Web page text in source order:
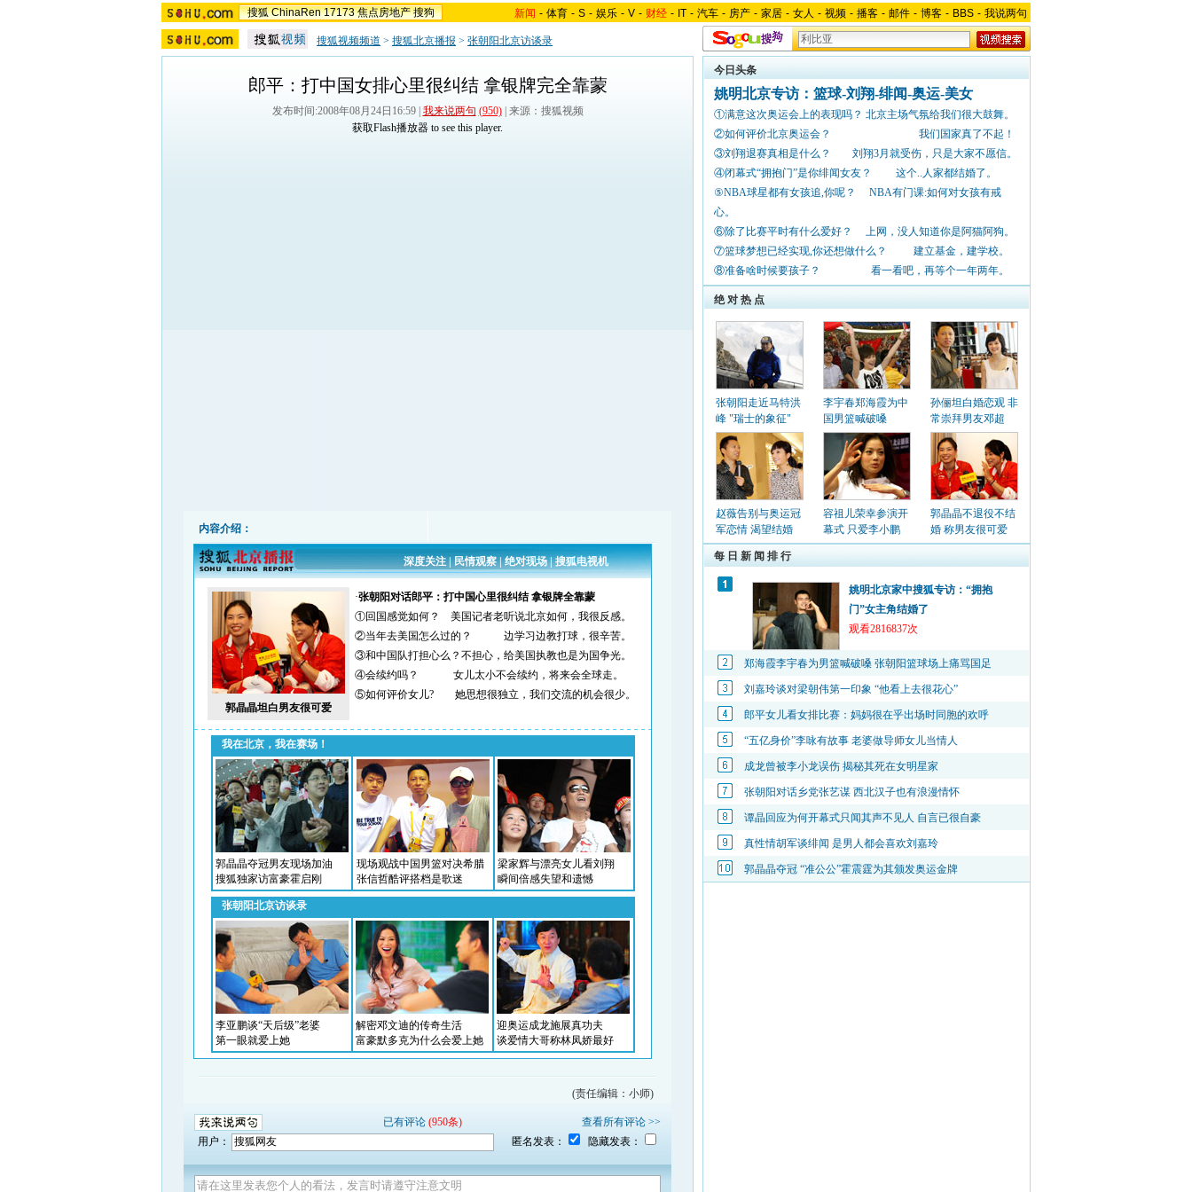
搜狐 ChinaRen 17173 焦点房地产 搜狗 新闻 - 体育 - S - 娱乐 - V - 财经 - IT - 汽车 - 房产 - 家居 - 女人 - 视频 - 播客 - 邮件 - 博客 - BBS - 我说两句
搜狐视频频道 > 搜狐北京播报 > 张朝阳北京访谈录
郎平：打中国女排心里很纠结 拿银牌完全靠蒙
发布时间:2008年08月24日16:59 | 我来说两句 (950)| 来源：搜狐视频
获取Flash播放器 to see this player.
内容介绍：
(责任编辑：小师)
查看所有评论 >>
已有评论 (950条)
用户：
匿名发表： 隐藏发表：
今日头条
姚明北京专访：篮球-刘翔-绯闻-奥运-美女
①满意这次奥运会上的表现吗？ 北京主场气氛给我们很大鼓舞。
②如何评价北京奥运会？ 我们国家真了不起！
③刘翔退赛真相是什么？ 刘翔3月就受伤，只是大家不愿信。
④闭幕式“拥抱门”是你绯闻女友？ 这个..人家都结婚了。
⑤NBA球星都有女孩追,你呢？ NBA有门课:如何对女孩有戒
心。
⑥除了比赛平时有什么爱好？ 上网，没人知道你是阿猫阿狗。
⑦篮球梦想已经实现,你还想做什么？ 建立基金，建学校。
⑧准备啥时候要孩子？ 看一看吧，再等个一年两年。
绝 对 热 点
张朝阳走近马特洪
峰 "瑞士的象征"
李宇春郑海霞为中
国男篮喊破嗓
孙俪坦白婚恋观 非
常崇拜男友邓超
赵薇告别与奥运冠
军恋情 渴望结婚
容祖儿荣幸参演开
幕式 只爱李小鹏
郭晶晶不退役不结
婚 称男友很可爱
每 日 新 闻 排 行
姚明北京家中搜狐专访：“拥抱
门”女主角结婚了
观看2816837次
郑海霞李宇春为男篮喊破嗓 张朝阳篮球场上痛骂国足
刘嘉玲谈对梁朝伟第一印象 “他看上去很花心”
郎平女儿看女排比赛：妈妈很在乎出场时同胞的欢呼
“五亿身价”李咏有故事 老婆做导师女儿当情人
成龙曾被李小龙误伤 揭秘其死在女明星家
张朝阳对话乡党张艺谋 西北汉子也有浪漫情怀
谭晶回应为何开幕式只闻其声不见人 自言已很自豪
真性情胡军谈绯闻 是男人都会喜欢刘嘉玲
郭晶晶夺冠 “准公公”霍震霆为其颁发奥运金牌